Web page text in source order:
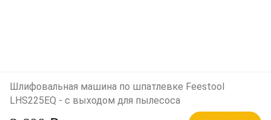
Шлифовальная машина по шпатлевке Feestool
LHS225EQ - с выходом для пылесоса